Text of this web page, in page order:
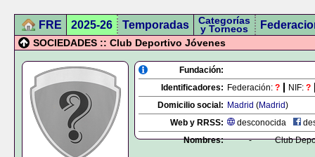
FRE 2025-26 Temporadas Categorías
y Torneos
SOCIEDADES :: Club Deportivo Jóvenes
Fundación:
Identificadores: Federación: ? NIF: ?
Domicilio social: Madrid (Madrid)
Web y RRSS:
desconocida
Nombres:
- Club